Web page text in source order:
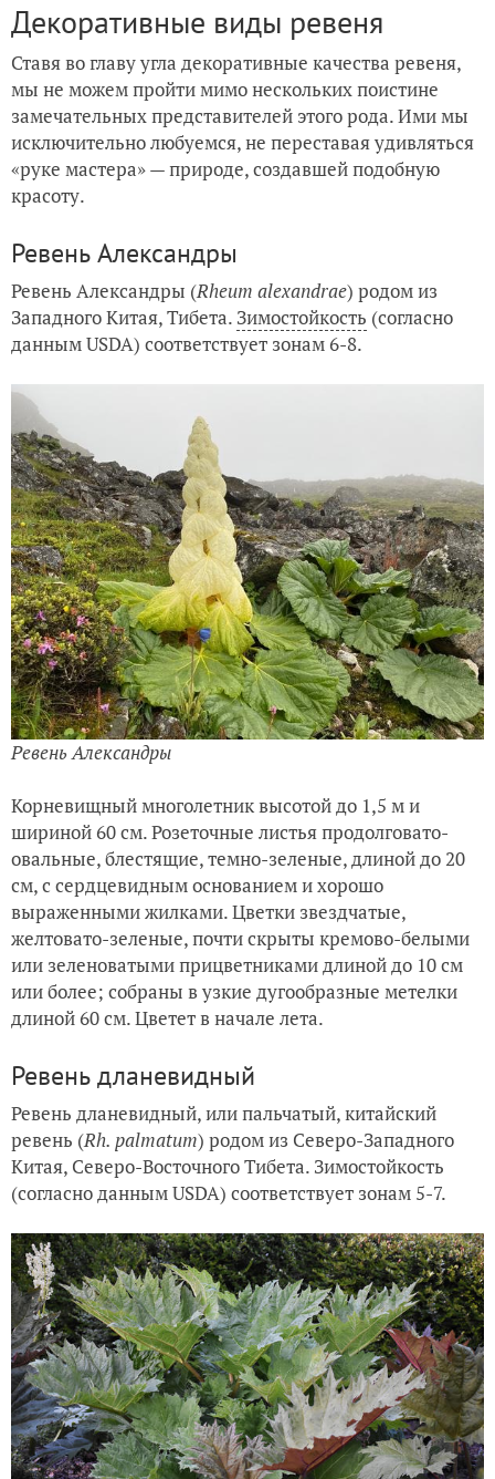
Декоративные виды ревеня
Ставя во главу угла декоративные качества ревеня,
мы не можем пройти мимо нескольких поистине
замечательных представителей этого рода. Ими мы
исключительно любуемся, не переставая удивляться
«руке мастера» — природе, создавшей подобную
красоту.
Ревень Александры
Ревень Александры (Rheum alexandrae) родом из
Западного Китая, Тибета. Зимостойкость (согласно
данным USDA) соответствует зонам 6-8.
Ревень Александры
Корневищный многолетник высотой до 1,5 м и
шириной 60 см. Розеточные листья продолговато-
овальные, блестящие, темно-зеленые, длиной до 20
см, с сердцевидным основанием и хорошо
выраженными жилками. Цветки звездчатые,
желтовато-зеленые, почти скрыты кремово-белыми
или зеленоватыми прицветниками длиной до 10 см
или более; собраны в узкие дугообразные метелки
длиной 60 см. Цветет в начале лета.
Ревень дланевидный
Ревень дланевидный, или пальчатый, китайский
ревень (Rh. palmatum) родом из Северо-Западного
Китая, Северо-Восточного Тибета. Зимостойкость
(согласно данным USDA) соответствует зонам 5-7.